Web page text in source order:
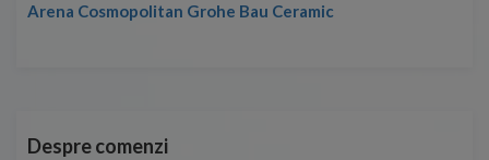
Arena Cosmopolitan Grohe Bau Ceramic
Despre comenzi